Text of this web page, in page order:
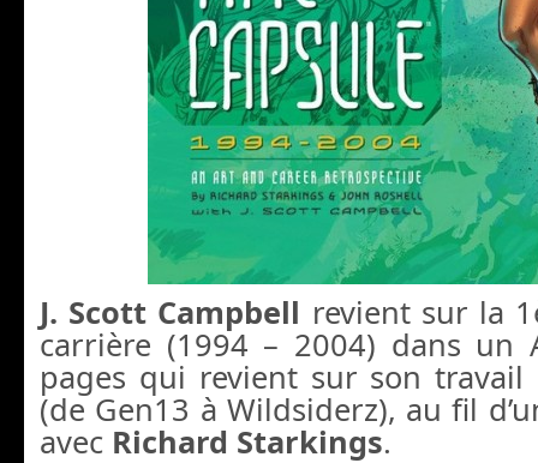
J. Scott Campbell revient sur la
carrière (1994 – 2004) dans un
pages qui revient sur son travail
(de Gen13 à Wildsiderz), au fil
avec Richard Starkings.